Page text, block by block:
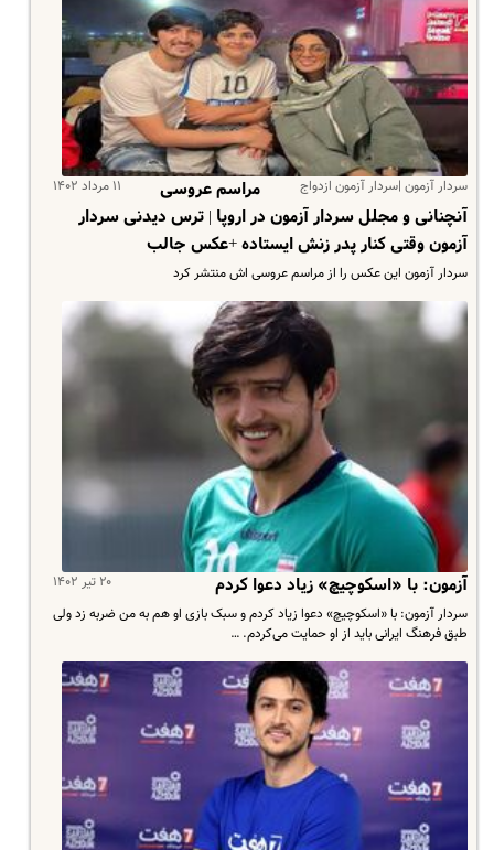
سردار آزمون |سردار آزمون ازدواج ۱۱ مرداد ۱۴۰۲
مراسم عروسی
آنچنانی و مجلل سردار آزمون در اروپا | ترس دیدنی سردار
آزمون وقتی کنار پدر زنش ایستاده +عکس جالب
سردار آزمون این عکس را از مراسم عروسی اش منتشر کرد
۲۰ تیر ۱۴۰۲ آزمون: با «اسکوچیچ» زیاد دعوا کردم
سردار آزمون: با «اسکوچیچ» دعوا زیاد کردم و سبک بازی او هم به من ضربه زد ولی
طبق فرهنگ ایرانی باید از او حمایت می‌کردم. …